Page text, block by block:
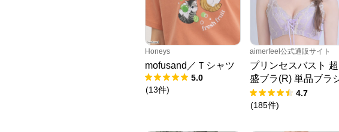
Honeys
mofusand／Ｔシャツ
5.0
(13件)
aimerfeel公式通販サイト
プリンセスバスト 超
盛ブラ(R) 単品ブラ
ャー
4.7
(185件)